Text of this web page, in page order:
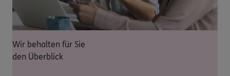
Wir behalten für Sie
den Überblick